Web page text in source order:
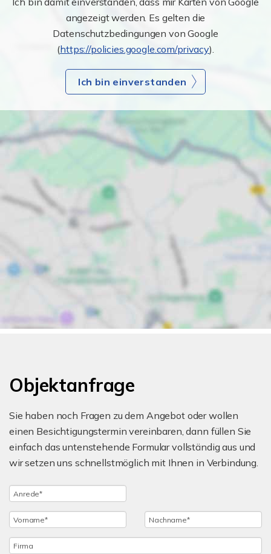
angezeigt werden. Es gelten die
Datenschutzbedingungen von Google
(https://policies.google.com/privacy).
Ich bin einverstanden
Objektanfrage
Sie haben noch Fragen zu dem Angebot oder wollen
einen Besichtigungstermin vereinbaren, dann füllen Sie
einfach das untenstehende Formular vollständig aus und
wir setzen uns schnellstmöglich mit Ihnen in Verbindung.